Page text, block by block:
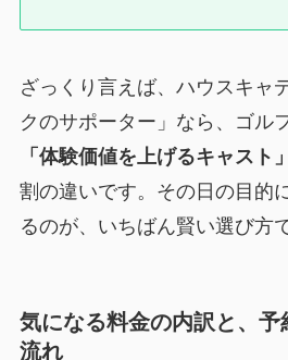
ざっくり言えば、ハウスキャ
クのサポーター」なら、ゴル
「体験価値を上げるキャスト」
割の違いです。その日の目的
るのが、いちばん賢い選び方
気になる料金の内訳と、
流れ